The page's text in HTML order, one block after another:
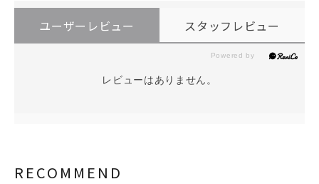
ユーザーレビュー スタッフレビュー
レビューはありません。
RECOMMEND